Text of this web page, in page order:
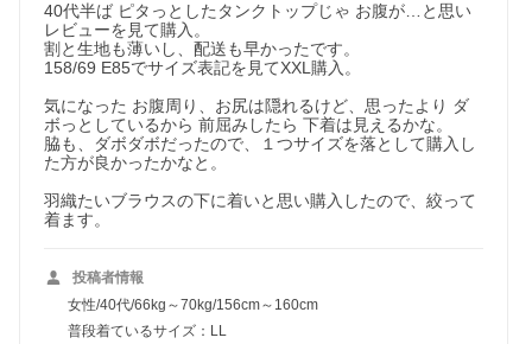
40代半ば ピタっとしたタンクトップじゃ お腹が…と思い
レビューを見て購入。
割と生地も薄いし、配送も早かったです。
158/69 E85でサイズ表記を見てXXL購入。
気になった お腹周り、お尻は隠れるけど、思ったより ダ
ボっとしているから 前屈みしたら 下着は見えるかな。
脇も、ダボダボだったので、１つサイズを落として購入し
た方が良かったかなと。
羽織たいブラウスの下に着いと思い購入したので、絞って
着ます。
投稿者情報
女性/40代/66kg～70kg/156cm～160cm
普段着ているサイズ：LL